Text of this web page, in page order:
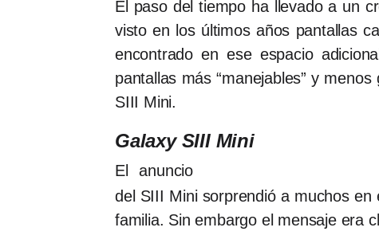
El paso del tiempo ha llevado a un
visto en los últimos años pantallas
encontrado en ese espacio
pantallas más “manejables” y
SIII Mini.
Galaxy SIII Mini
El anuncio
del SIII Mini sorprendió a muchos
familia. Sin embargo el mensaje era